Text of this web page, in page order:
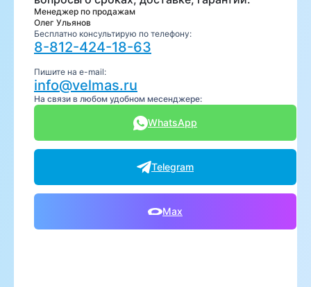
Менеджер по продажам
Олег Ульянов
Бесплатно консультирую по телефону:
8-812-424-18-63
Пишите на e-mail:
info@velmas.ru
На связи в любом удобном месенджере:
WhatsApp
Telegram
Max